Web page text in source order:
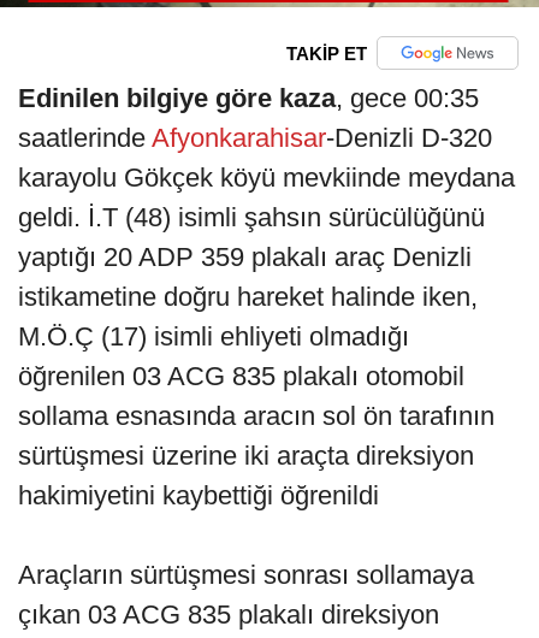
TAKİP ET
Edinilen bilgiye göre kaza, gece 00:35
saatlerinde Afyonkarahisar-Denizli D-320
karayolu Gökçek köyü mevkiinde meydana
geldi. İ.T (48) isimli şahsın sürücülüğünü
yaptığı 20 ADP 359 plakalı araç Denizli
istikametine doğru hareket halinde iken,
M.Ö.Ç (17) isimli ehliyeti olmadığı
öğrenilen 03 ACG 835 plakalı otomobil
sollama esnasında aracın sol ön tarafının
sürtüşmesi üzerine iki araçta direksiyon
hakimiyetini kaybettiği öğrenildi
Araçların sürtüşmesi sonrası sollamaya
çıkan 03 ACG 835 plakalı direksiyon